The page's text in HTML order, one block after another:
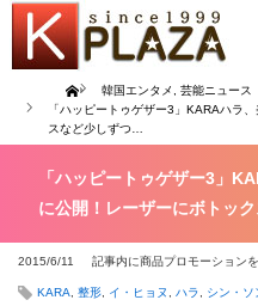
Home 韓国エンタメ
芸能ニュース
「ハッピートゥゲザー3」KARAハラ
スなど少しずつ…
「ハッピートゥゲザー3」
に公開！レーザーにボトッ
2015/6/11 記事内に商品プロモーション
KARA 整形 イ・ヒョヌ ハラ シン・ソ